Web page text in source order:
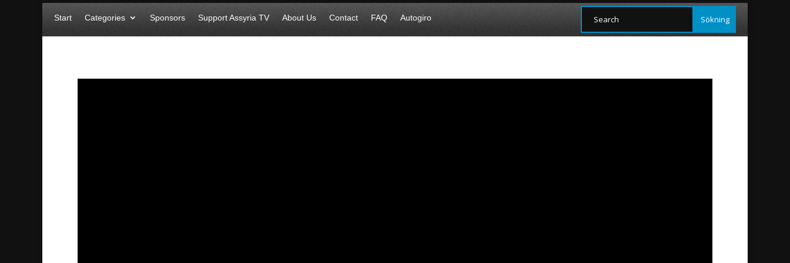
Start Categories Sponsors Support Assyria TV About Us Contact FAQ Autogiro